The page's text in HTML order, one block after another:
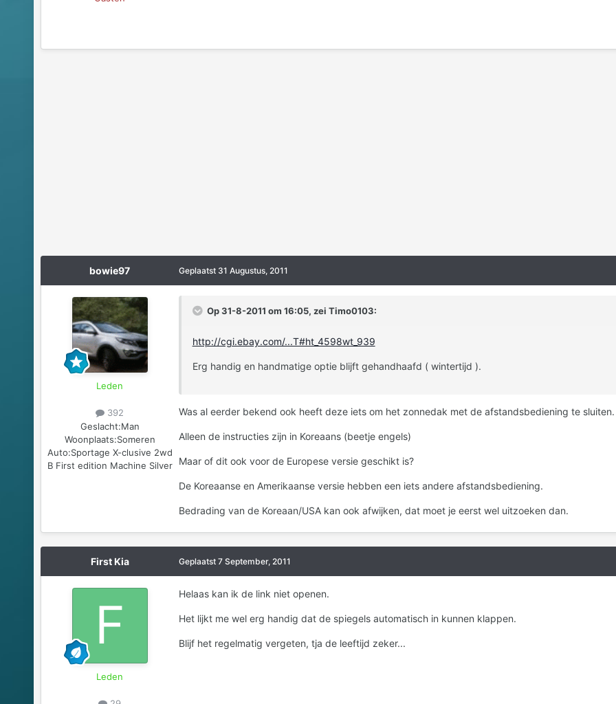
bowie97
Leden
392
Geslacht:Man
Woonplaats:Someren
Auto:Sportage X-clusive 2wd
B First edition Machine Silver
Geplaatst 31 Augustus, 2011
Op 31-8-2011 om 16:05, zei Timo0103:
http://cgi.ebay.com/...T#ht_4598wt_939
Erg handig en handmatige optie blijft gehandhaafd ( wintertijd ).
Was al eerder bekend ook heeft deze iets om het zonnedak met de afstandsbediening te sluiten.
Alleen de instructies zijn in Koreaans (beetje engels)
Maar of dit ook voor de Europese versie geschikt is?
De Koreaanse en Amerikaanse versie hebben een iets andere afstandsbediening.
Bedrading van de Koreaan/USA kan ook afwijken, dat moet je eerst wel uitzoeken dan.
First Kia
Leden
Geplaatst 7 September, 2011
Helaas kan ik de link niet openen.
Het lijkt me wel erg handig dat de spiegels automatisch in kunnen klappen.
Blijf het regelmatig vergeten, tja de leeftijd zeker...